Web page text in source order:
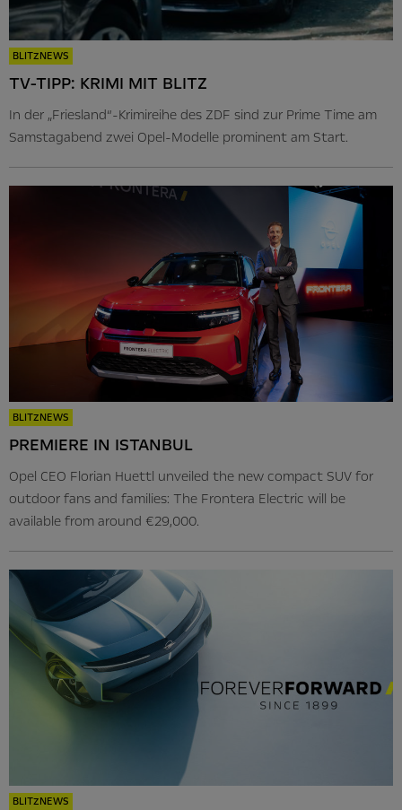
BLITZNEWS
TV-TIPP: KRIMI MIT BLITZ
In der „Friesland“-Krimireihe des ZDF sind zur Prime Time am
Samstagabend zwei Opel-Modelle prominent am Start.
BLITZNEWS
PREMIERE IN ISTANBUL
Opel CEO Florian Huettl unveiled the new compact SUV for
outdoor fans and families: The Frontera Electric will be
available from around €29,000.
BLITZNEWS